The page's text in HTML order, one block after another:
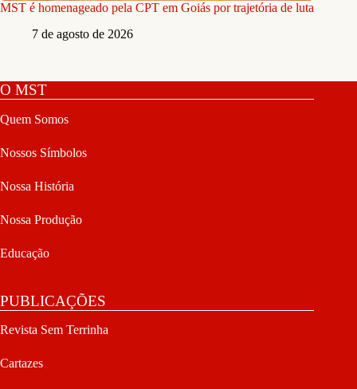
MST é homenageado pela CPT em Goiás por trajetória de luta
7 de agosto de 2026
O MST
Quem Somos
Nossos Símbolos
Nossa História
Nossa Produção
Educação
PUBLICAÇÕES
Revista Sem Terrinha
Cartazes